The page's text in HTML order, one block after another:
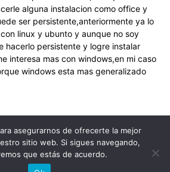
alguna instalacion como office y
ser persistente,anteriormente ya lo
linux y ubunto y aunque no soy
hacerlo persistente y logre instalar
interesa mas con windows,en mi caso
windows esta mas generalizado
SL |
asegurarnos de ofrecerte la mejor
sitio web. Si sigues navegando,
que estás de acuerdo.